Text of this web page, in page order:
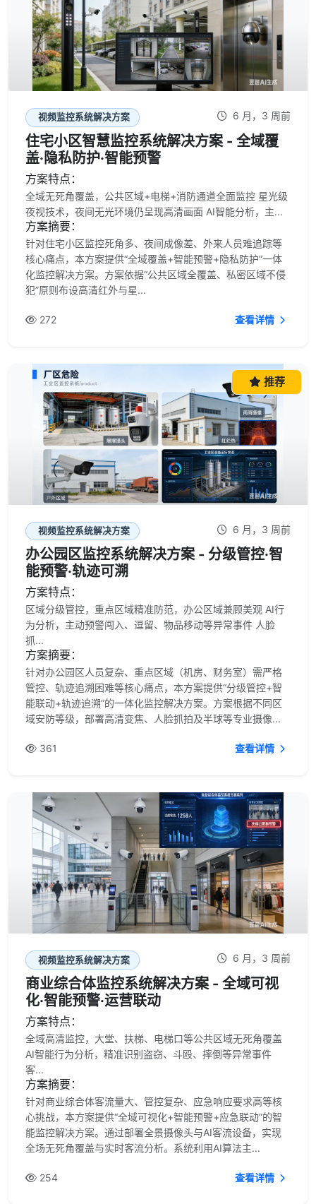
视频监控系统解决方案 6 月，3 周前
住宅小区智慧监控系统解决方案 - 全域覆
盖·隐私防护·智能预警
方案特点：
全域无死角覆盖，公共区域+电梯+消防通道全面监控 星光级
夜视技术，夜间无光环境仍呈现高清画面 AI智能分析，主...
方案摘要：
针对住宅小区监控死角多、夜间成像差、外来人员难追踪等
核心痛点，本方案提供“全域覆盖+智能预警+隐私防护”一体
化监控解决方案。方案依据“公共区域全覆盖、私密区域不侵
犯”原则布设高清红外与星...
272 查看详情
推荐
视频监控系统解决方案 6 月，3 周前
办公园区监控系统解决方案 - 分级管控·智
能预警·轨迹可溯
方案特点：
区域分级管控，重点区域精准防范，办公区域兼顾美观 AI行
为分析，主动预警闯入、逗留、物品移动等异常事件 人脸
抓...
方案摘要：
针对办公园区人员复杂、重点区域（机房、财务室）需严格
管控、轨迹追溯困难等核心痛点，本方案提供“分级管控+智
能联动+轨迹追溯”的一体化监控解决方案。方案根据不同区
域安防等级，部署高清变焦、人脸抓拍及半球等专业摄像...
361 查看详情
视频监控系统解决方案 6 月，3 周前
商业综合体监控系统解决方案 - 全域可视
化·智能预警·运营联动
方案特点：
全域高清监控，大堂、扶梯、电梯口等公共区域无死角覆盖
AI智能行为分析，精准识别盗窃、斗殴、摔倒等异常事件
客...
方案摘要：
针对商业综合体客流量大、管控复杂、应急响应要求高等核
心挑战，本方案提供“全域可视化+智能预警+应急联动”的智
能监控解决方案。通过部署全景摄像头与AI客流设备，实现
全场无死角覆盖与实时客流分析。系统利用AI算法主...
254 查看详情